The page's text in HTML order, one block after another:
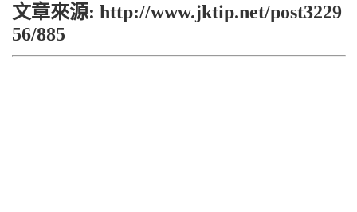
文章來源: http://www.jktip.net/post3229
56/885